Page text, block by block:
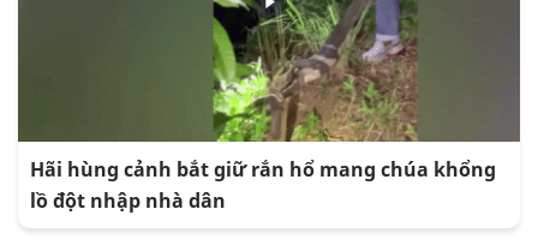
Hãi hùng cảnh bắt giữ rắn hổ mang chúa khổng
lồ đột nhập nhà dân